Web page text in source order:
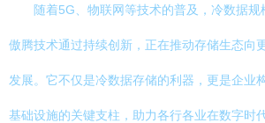
随着5G、物联网等技术的普及，冷数据
傲腾技术通过持续创新，正在推动存储生态向
发展。它不仅是冷数据存储的利器，更是企业
基础设施的关键支柱，助力各行各业在数字时